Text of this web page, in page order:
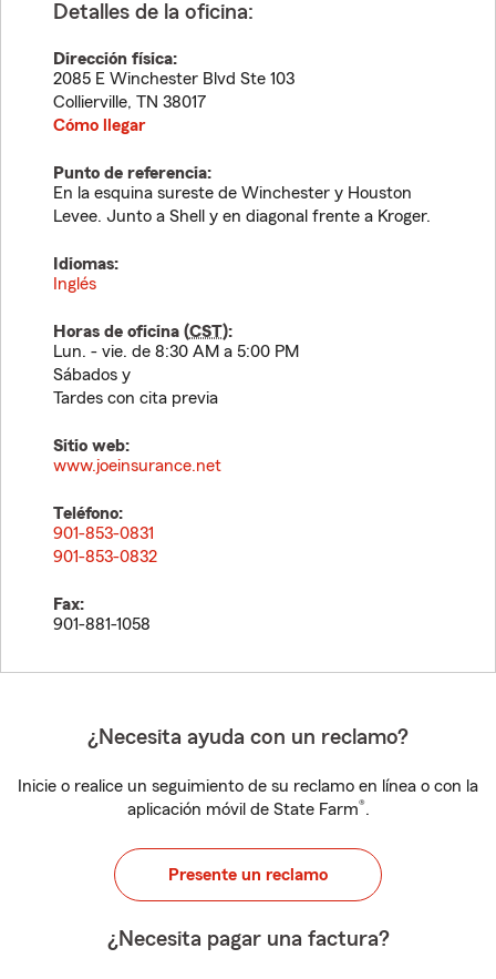
Detalles de la oficina:
Dirección física:
2085 E Winchester Blvd Ste 103
Collierville, TN 38017
Cómo llegar
Punto de referencia:
En la esquina sureste de Winchester y Houston
Levee. Junto a Shell y en diagonal frente a Kroger.
Idiomas:
Inglés
Horas de oficina (CST):
Lun. - vie. de 8:30 AM a 5:00 PM
Sábados y
Tardes con cita previa
Sitio web:
www.joeinsurance.net
Teléfono:
901-853-0831
901-853-0832
Fax:
901-881-1058
¿Necesita ayuda con un reclamo?
Inicie o realice un seguimiento de su reclamo en línea o con la
aplicación móvil de State Farm®.
Presente un reclamo
¿Necesita pagar una factura?